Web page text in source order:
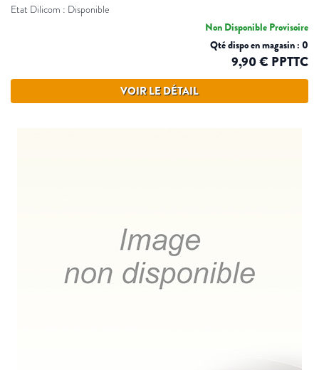
Etat Dilicom : Disponible
Non Disponible Provisoire
Qté dispo en magasin : 0
9,90 € PPTTC
VOIR LE DÉTAIL